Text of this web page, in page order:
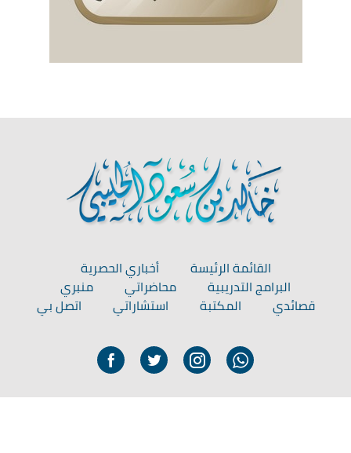
القائمة الرئيسة
أخباري الحصرية
البرامج التدريبية
محاضراتي
منبري
قصائدي
المكتبة استشاراتي اتصل بي